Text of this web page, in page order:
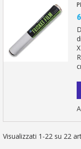
Visualizzati 1-22 su 22